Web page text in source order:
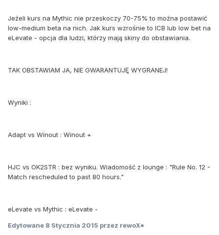
Jeżeli kurs na Mythic nie przeskoczy 70-75% to można postawić
low-medium beta na nich. Jak kurs wzrośnie to ICB lub low bet na
eLevate - opcja dla ludzi, którzy mają skiny do obstawiania.
TAK OBSTAWIAM JA, NIE GWARANTUJĘ WYGRANEJ!
Wyniki :
Adapt vs Winout : Winout +
HJC vs OK2STR : bez wyniku. Wiadomość z lounge : "Rule No. 12 -
Match rescheduled to past 80 hours."
eLevate vs Mythic : eLevate -
Edytowane 8 Stycznia 2015 przez rewoX*